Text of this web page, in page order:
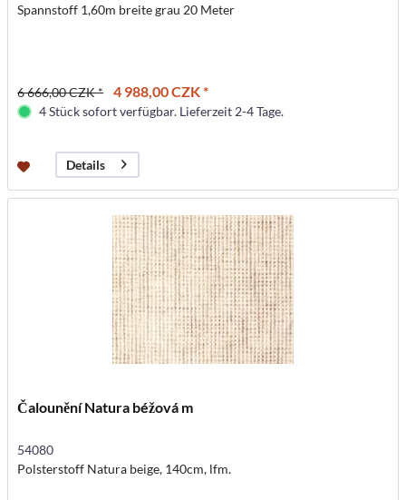
Spannstoff 1,60m breite grau 20 Meter
6 666,00 CZK * 4 988,00 CZK *
4 Stück sofort verfügbar. Lieferzeit 2-4 Tage.
Details
Čalounění Natura béžová m
54080
Polsterstoff Natura beige, 140cm, lfm.